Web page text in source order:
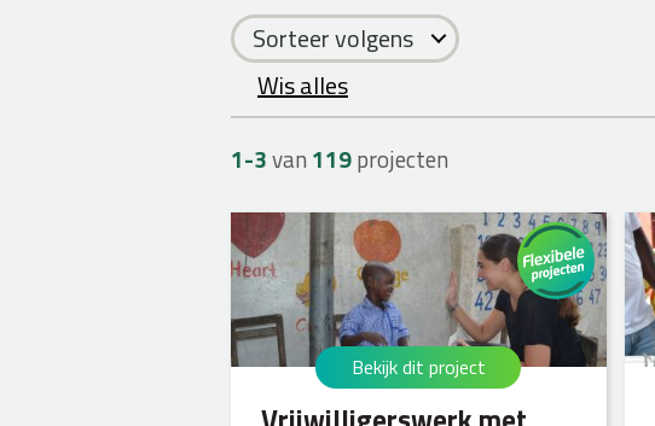
Sorteer volgens
Wis alles
1-3van 119projecten
Bekijk dit project